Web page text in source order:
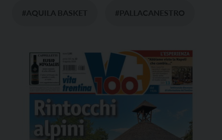
#AQUILA BASKET #PALLACANESTRO